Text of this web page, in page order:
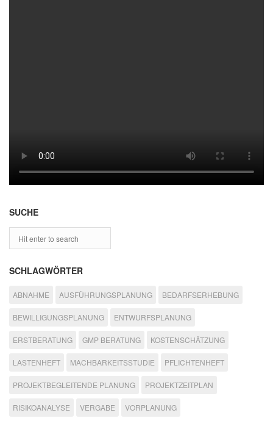
SUCHE
SCHLAGWÖRTER
ABNAHME AUSFÜHRUNGSPLANUNG BEDARFSERHEBUNG
BEWILLIGUNGSPLANUNG ENTWURFSPLANUNG
ERSTBERATUNG GMP BERATUNG KOSTENSCHÄTZUNG
LASTENHEFT MACHBARKEITSSTUDIE PFLICHTENHEFT
PROJEKTBEGLEITENDE PLANUNG PROJEKTZEITPLAN
RISIKOANALYSE VERGABE VORPLANUNG